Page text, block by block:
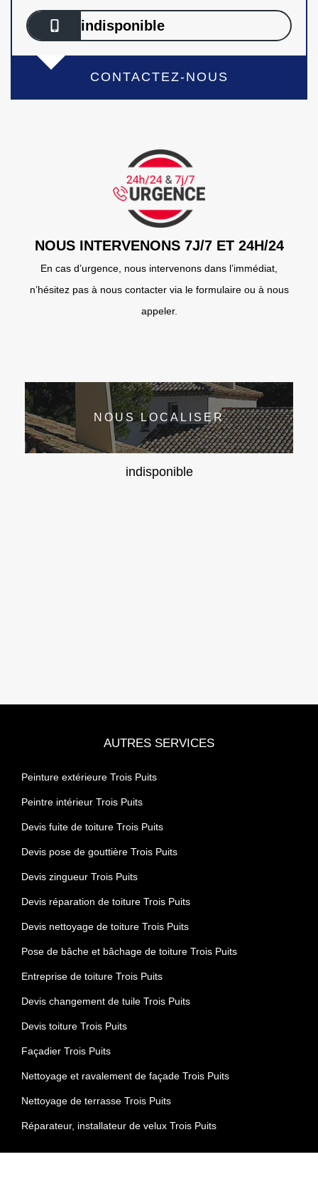
indisponible
CONTACTEZ-NOUS
NOUS INTERVENONS 7J/7 ET 24H/24
En cas d’urgence, nous intervenons dans l’immédiat,
n’hésitez pas à nous contacter via le formulaire ou à nous
appeler.
NOUS LOCALISER
indisponible
AUTRES SERVICES
Peinture extérieure Trois Puits
Peintre intérieur Trois Puits
Devis fuite de toiture Trois Puits
Devis pose de gouttière Trois Puits
Devis zingueur Trois Puits
Devis réparation de toiture Trois Puits
Devis nettoyage de toiture Trois Puits
Pose de bâche et bâchage de toiture Trois Puits
Entreprise de toiture Trois Puits
Devis changement de tuile Trois Puits
Devis toiture Trois Puits
Façadier Trois Puits
Nettoyage et ravalement de façade Trois Puits
Nettoyage de terrasse Trois Puits
Réparateur, installateur de velux Trois Puits